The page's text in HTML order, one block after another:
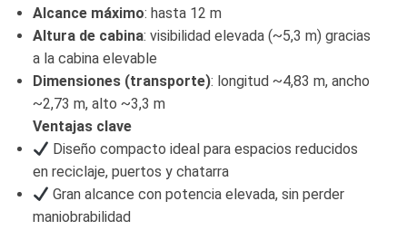
Alcance máximo: hasta 12 m
Altura de cabina: visibilidad elevada (~5,3 m) gracias
a la cabina elevable
Dimensiones (transporte): longitud ~4,83 m, ancho
~2,73 m, alto ~3,3 m
Ventajas clave
Diseño compacto ideal para espacios reducidos
en reciclaje, puertos y chatarra
Gran alcance con potencia elevada, sin perder
maniobrabilidad